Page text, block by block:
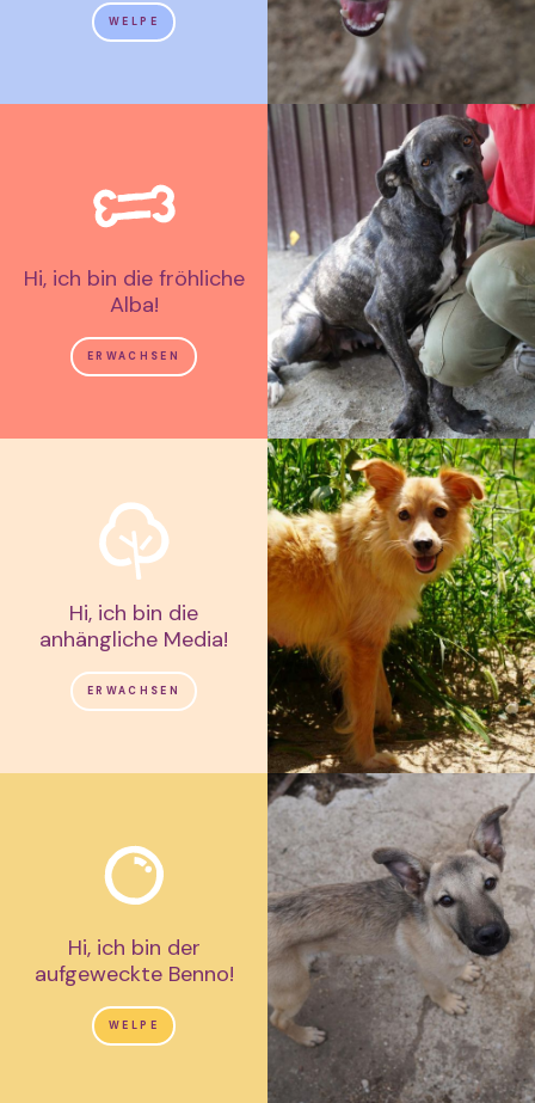
WELPE
Hi, ich bin die fröhliche
Alba!
ERWACHSEN
Hi, ich bin die
anhängliche Media!
ERWACHSEN
Hi, ich bin der
aufgeweckte Benno!
WELPE